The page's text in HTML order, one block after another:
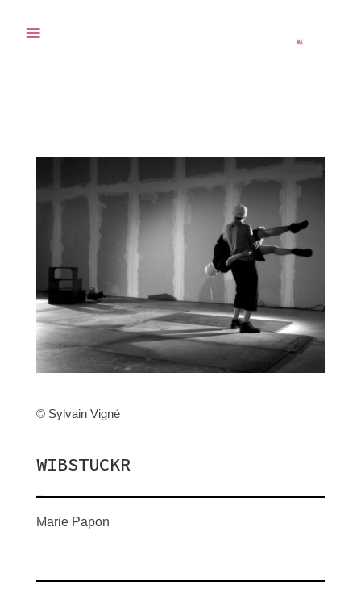
≡
ORIGINES
ADMINISTRATION
MUTUALISEE
MEMBRES FONDATEUR·RICES
ARTISTES
& PROJETS SOUTENUS
PROJETS INDÉPENDANTS
CRÉATIONS
TRANSMISSIONS
© Sylvain Vigné
WIBSTUCKR
Marie Papon